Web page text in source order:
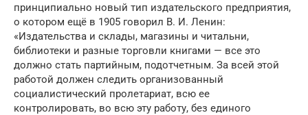
принципиально новый тип издательского предприятия,
о котором ещё в 1905 говорил В. И. Ленин:
«Издательства и склады, магазины и читальни,
библиотеки и разные торговли книгами — все это
должно стать партийным, подотчетным. За всей этой
работой должен следить организованный
социалистический пролетариат, всю ее
контролировать, во всю эту работу, без единого